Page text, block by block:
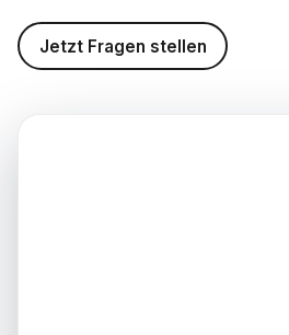
Jetzt Fragen stellen
Farben und Ausstattung
zur Premiere